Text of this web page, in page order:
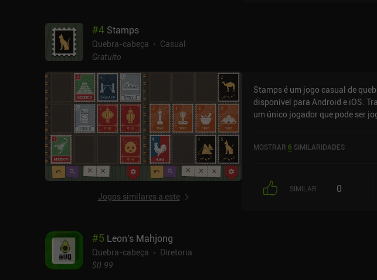
#4 Stamps
Quebra-cabeça
Casual
Gratuito
Jogos similares a este
Stamps é um jogo casual de
disponível para Android e iOS.
um único jogador que pode ser
avaliação atual de 5 em 5,0 na
MOSTRAR 6 SIMILARIDADES
SIMILAR 0
#5 Leon's Mahjong
Quebra-cabeça
Diretoria
$0.99